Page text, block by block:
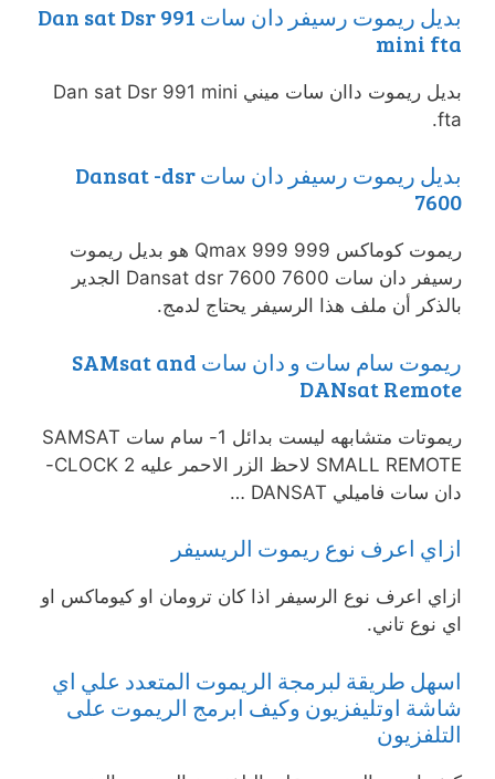
بديل ريموت رسيفر دان سات Dan sat Dsr 991
mini fta
بديل ريموت داان سات ميني Dan sat Dsr 991 mini
fta.
بديل ريموت رسيفر دان سات Dansat -dsr
7600
ريموت كوماكس 999 Qmax 999 هو بديل ريموت
رسيفر دان سات 7600 Dansat dsr 7600 الجدير
بالذكر أن ملف هذا الرسيفر يحتاج لدمج.
ريموت سام سات و دان سات SAMsat and
DANsat Remote
ريموتات متشابهه ليست بدائل 1- سام سات SAMSAT
SMALL REMOTE لاحظ الزر الاحمر عليه CLOCK 2-
دان سات فاميلي DANSAT …
ازاي اعرف نوع ريموت الريسيفر
ازاي اعرف نوع الرسيفر اذا كان ترومان او كيوماكس او
اي نوع تاني.
اسهل طريقة لبرمجة الريموت المتعدد علي اي
شاشة اوتليفزيون وكيف ابرمج الريموت على
التلفزيون